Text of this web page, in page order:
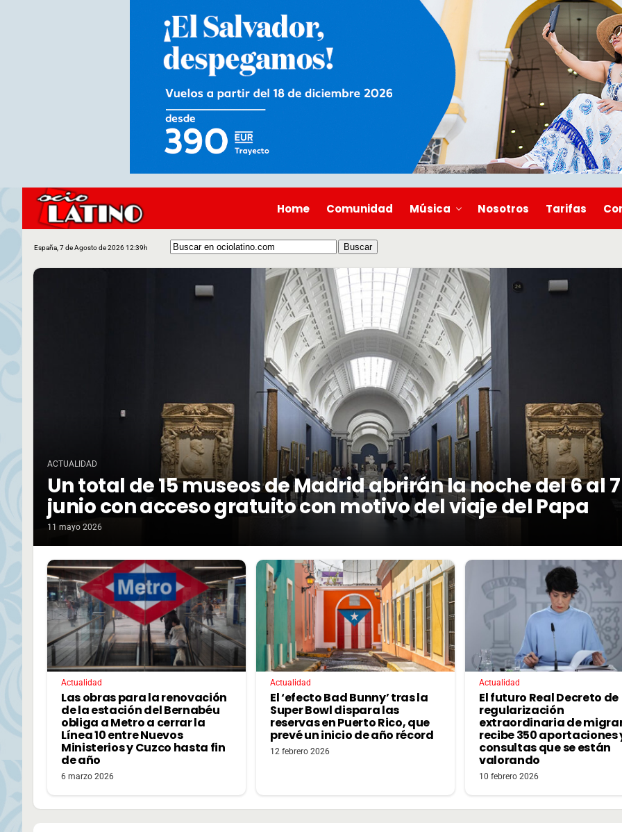
Home Comunidad Música Nosotros Tarifas
España, 7 de Agosto de 2026 12:39h
ACTUALIDAD
Un total de 15 museos de Madrid abrirán la noche del 6 al
junio con acceso gratuito con motivo del viaje del Papa
11 mayo 2026
Actualidad
Las obras para la renovación
de la estación del Bernabéu
obliga a Metro a cerrar la
Línea 10 entre Nuevos
Ministerios y Cuzco hasta fin
de año
6 marzo 2026
Actualidad
El ‘efecto Bad Bunny’ tras la
Super Bowl dispara las
reservas en Puerto Rico, que
prevé un inicio de año récord
12 febrero 2026
Actualidad
El futuro Real Decreto de
regularización
extraordinaria de
recibe 350 aportaciones
consultas que se están
valorando
10 febrero 2026